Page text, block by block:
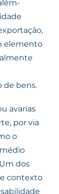
elemento
de bens.
avarias
por via
o
dos
contexto